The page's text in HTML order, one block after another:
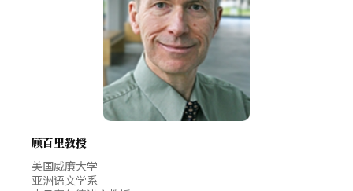
顾百里教授
美国威廉大学
亚洲语文学系